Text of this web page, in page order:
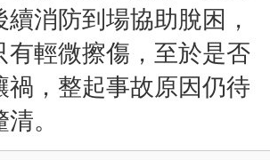
續消防到場協助脫困，
有輕微擦傷，至於是否
禍，整起事故原因仍待
。